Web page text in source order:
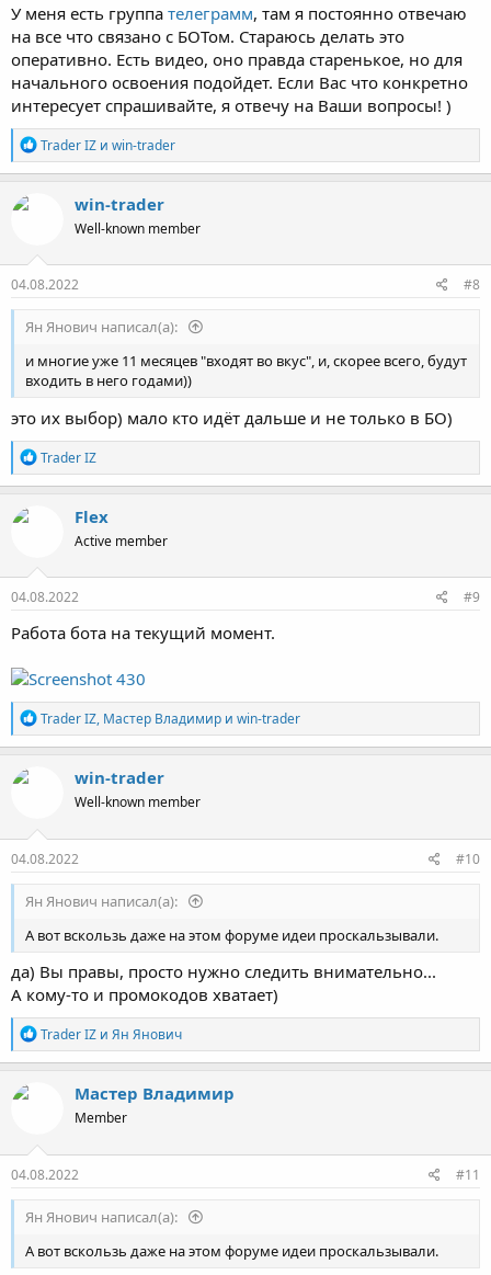
У меня есть группа телеграмм, там я постоянно отвечаю
на все что связано с БОТом. Стараюсь делать это
оперативно. Есть видео, оно правда старенькое, но для
начального освоения подойдет. Если Вас что конкретно
интересует спрашивайте, я отвечу на Ваши вопросы! )
Р
е
а
:
Trader IZ и win-trader
win-trader
Well-known member
04.08.2022 #8
Ян Янович написал(а):
и многие уже 11 месяцев "входят во вкус", и, скорее всего, будут
входить в него годами))
это их выбор) мало кто идёт дальше и не только в БО)
Р
е
а
:
Trader IZ
Flex
Active member
04.08.2022 #9
Работа бота на текущий момент.
Р
е
а
:
Trader IZ, Мастер Владимир и win-trader
win-trader
Well-known member
04.08.2022 #10
Ян Янович написал(а):
А вот вскользь даже на этом форуме идеи проскальзывали.
да) Вы правы, просто нужно следить внимательно...
А кому-то и промокодов хватает)
Р
е
а
:
Trader IZ и Ян Янович
Мастер Владимир
Member
04.08.2022 #11
Ян Янович написал(а):
А вот вскользь даже на этом форуме идеи проскальзывали.